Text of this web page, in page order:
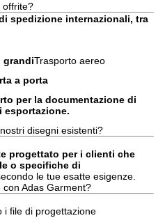
offrite?
spedizione internazionali, tra
grandiTrasporto aereo
a porta
per la documentazione di
esportazione.
disegni esistenti?
progettato per i clienti che
o specifiche di
le tue esatte esigenze.
Adas Garment?
i file di progettazione